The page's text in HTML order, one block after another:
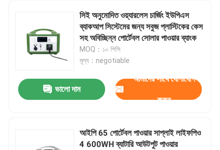
সিই অনুমোদিত ওয়্যারলেস চার্জিং ইউপিএস
ব্যাকআপ সিস্টেমের জন্য সবুজ প্লাস্টিকের কেস
সহ অবিচ্ছিন্ন পোর্টেবল সোলার পাওয়ার ব্যাংক
MOQ：১০ পিসি
মূল্য：negotiable
ভালো দাম
আমাদের সাথে যোগাযোগ
করুন
আইপি 65 পোর্টেবল পাওয়ার সাপ্লাই লাইফপিও
4 600WH ব্যাটারি আউটপুট পাওয়ার